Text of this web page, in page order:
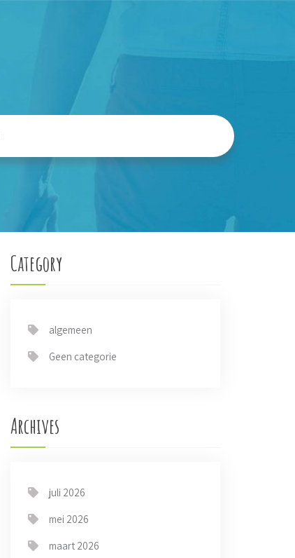
Category
algemeen
Geen categorie
Archives
juli 2026
mei 2026
maart 2026